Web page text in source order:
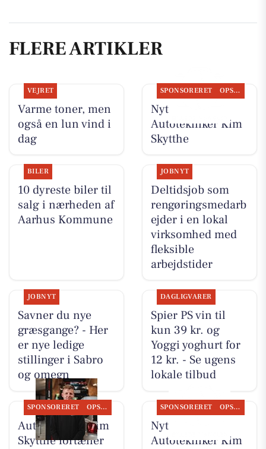
FLERE ARTIKLER
VEJRET
Varme toner, men
også en lun vind i
dag
SPONSORERET OPSLAGSTAVLEN
Nyt fra
Autotekniker Kim
Skytthe
BILER
10 dyreste biler til
salg i nærheden af
Aarhus Kommune
JOBNYT
Deltidsjob som
rengøringsmedarb
ejder i en lokal
virksomhed med
fleksible
arbejdstider
JOBNYT
Savner du nye
græsgange? - Her
er nye ledige
stillinger i Sabro
og omegn
DAGLIGVARER
Spier PS vin til
kun 39 kr. og
Yoggi yoghurt for
12 kr. - Se ugens
lokale tilbud
SPONSORERET OPSLAGSTAVLEN
Autotekniker Kim
Skytthe fortæller
SPONSORERET OPSLAGSTAVLEN
Nyt fra
Autotekniker Kim